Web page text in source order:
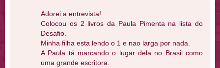
Adorei a entrevista!
Colocou os 2 livros da Paula Pimenta na lista do
Desafio.
Minha filha esta lendo o 1 e nao larga por nada.
A Paula tá marcando o lugar dela no Brasil como
uma grande escritora.